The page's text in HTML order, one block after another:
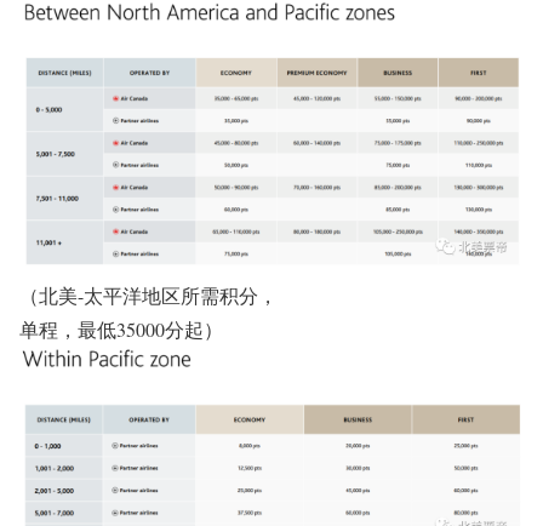
（北美-太平洋地区所需积分，
单程，最低35000分起）